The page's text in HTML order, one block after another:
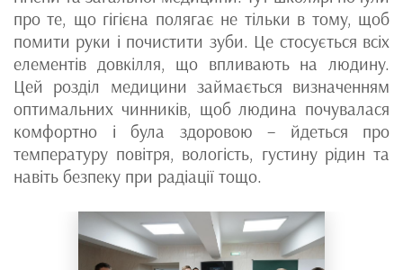
про те, що гігієна полягає не тільки в тому, щоб
помити руки і почистити зуби. Це стосується всіх
елементів довкілля, що впливають на людину.
Цей розділ медицини займається визначенням
оптимальних чинників, щоб людина почувалася
комфортно і була здоровою – йдеться про
температуру повітря, вологість, густину рідин та
навіть безпеку при радіації тощо.